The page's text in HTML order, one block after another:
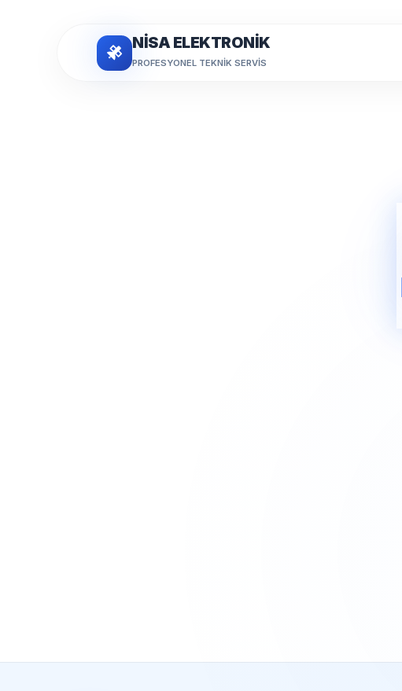
NİSA ELEKTRONİK
PROFESYONEL TEKNIK SERVIS